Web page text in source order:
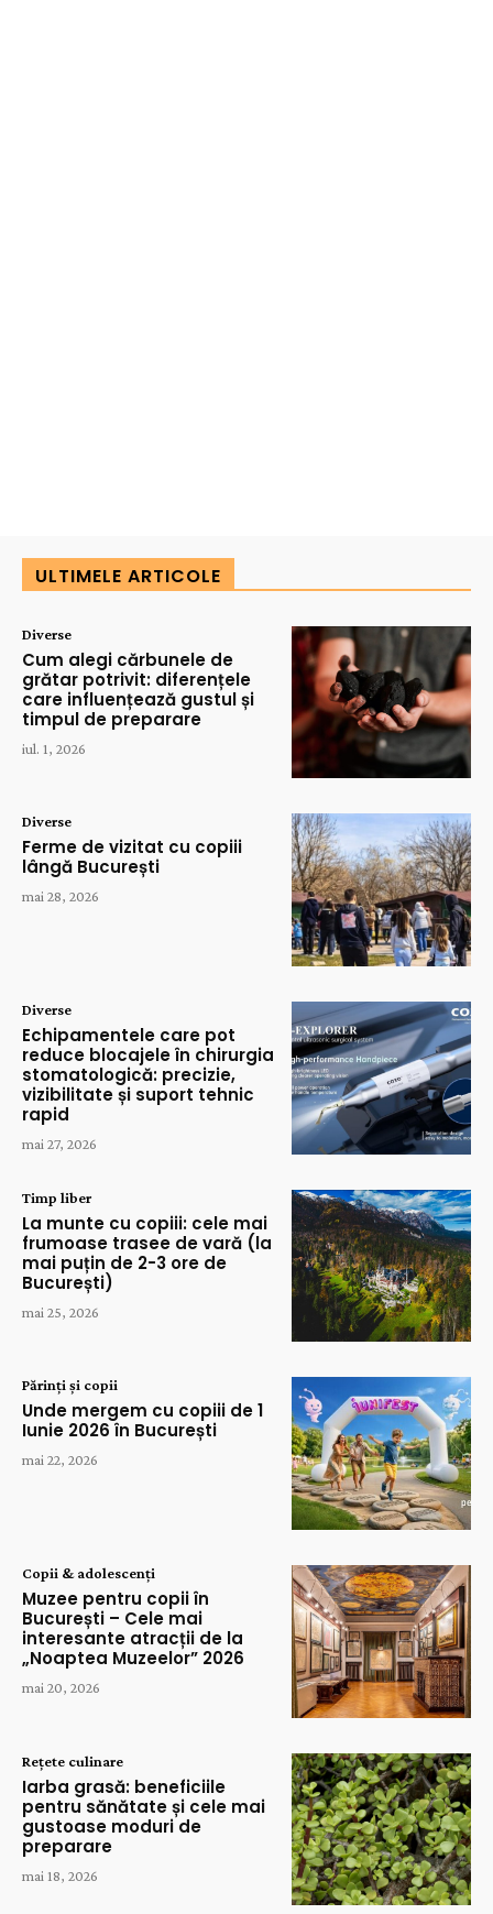
ULTIMELE ARTICOLE
Diverse
Cum alegi cărbunele de
grătar potrivit: diferențele
care influențează gustul și
timpul de preparare
iul. 1, 2026
Diverse
Ferme de vizitat cu copiii
lângă București
mai 28, 2026
Diverse
Echipamentele care pot
reduce blocajele în chirurgia
stomatologică: precizie,
vizibilitate și suport tehnic
rapid
mai 27, 2026
Timp liber
La munte cu copiii: cele mai
frumoase trasee de vară (la
mai puțin de 2-3 ore de
București)
mai 25, 2026
Părinți și copii
Unde mergem cu copiii de 1
Iunie 2026 în București
mai 22, 2026
Copii & adolescenți
Muzee pentru copii în
București – Cele mai
interesante atracții de la
„Noaptea Muzeelor” 2026
mai 20, 2026
Rețete culinare
Iarba grasă: beneficiile
pentru sănătate și cele mai
gustoase moduri de
preparare
mai 18, 2026